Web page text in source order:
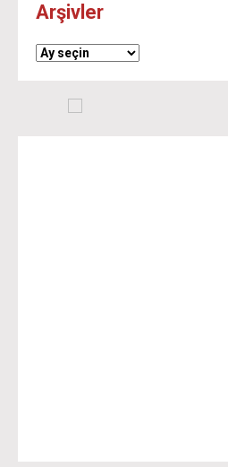
Arşivler
Arşivler